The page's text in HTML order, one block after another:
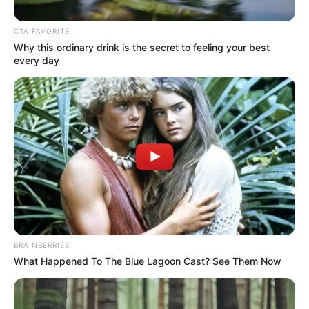
Composición RCN Radio
Freddy Burbano
Por:Jenny Rocio Angarita
Julio 11, 2022
CTA FAVORITE
Why this ordinary drink is the secret to feeling your best
every day
BRAINBERRIES
What Happened To The Blue Lagoon Cast? See Them Now